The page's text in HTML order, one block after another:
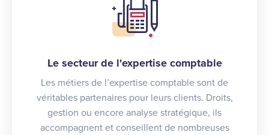
Le secteur de l'expertise comptable
Les métiers de l’expertise comptable sont de
véritables partenaires pour leurs clients. Droits,
gestion ou encore analyse stratégique, ils
accompagnent et conseillent de nombreuses